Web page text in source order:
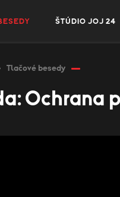
ŠTÚDIO JOJ 24
Tlačové besedy
Ochrana